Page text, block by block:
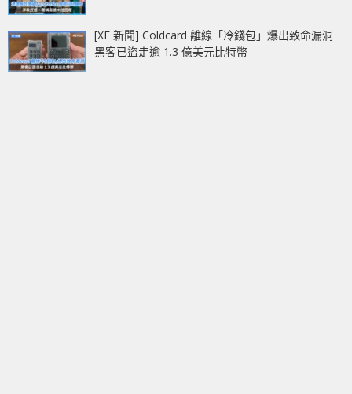
[XF 新聞] Coldcard 離線「冷錢包」爆出致命漏洞
黑客已盜走逾 1.3 億美元比特幣